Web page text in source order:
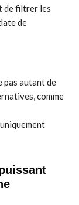
de filtrer les
de
pas autant de
comme